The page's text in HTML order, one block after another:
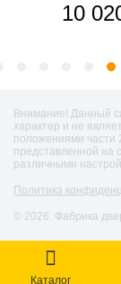
10
Внимание! Данный
характер и не
положениями части
представленной на
различными
Политика
© 2026. Фабрика
Каталог